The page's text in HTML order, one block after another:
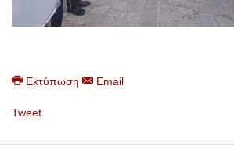
Εκτύπωση Email
Tweet